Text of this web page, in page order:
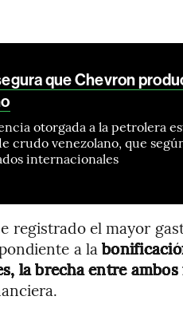
que Chevron
otorgada a la petrolera
crudo venezolano, que
internacionales
registrado el mayor
a la
la brecha entre ambos